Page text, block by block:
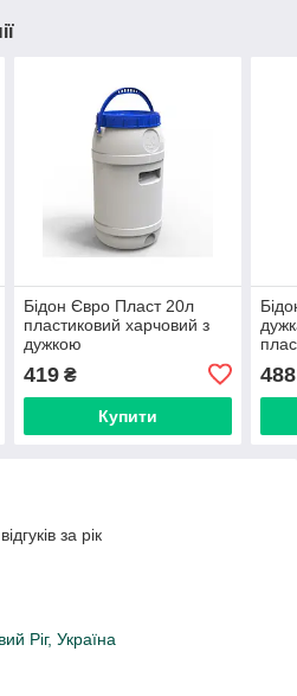
Бідон Євро Пласт 20л
пластиковий харчовий з
дужкою
419₴
Купити
488
за рік
Ріг, Україна